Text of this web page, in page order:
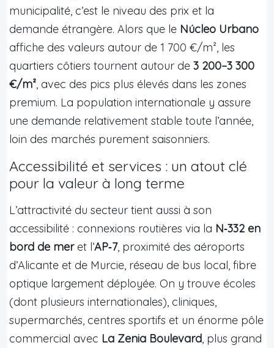
municipalité, c’est le niveau des prix et la
demande étrangère. Alors que le Núcleo Urbano
affiche des valeurs autour de 1 700 €/m², les
quartiers côtiers tournent autour de 3 200–3 300
€/m², avec des pics plus élevés dans les zones
premium. La population internationale y assure
une demande relativement stable toute l’année,
loin des marchés purement saisonniers.
Accessibilité et services : un atout clé
pour la valeur à long terme
L’attractivité du secteur tient aussi à son
accessibilité : connexions routières via la N‑332 en
bord de meret l’AP‑7, proximité des aéroports
d’Alicante et de Murcie, réseau de bus local, fibre
optique largement déployée. On y trouve écoles
(dont plusieurs internationales), cliniques,
supermarchés, centres sportifs et un énorme pôle
commercial avec La Zenia Boulevard, plus grand